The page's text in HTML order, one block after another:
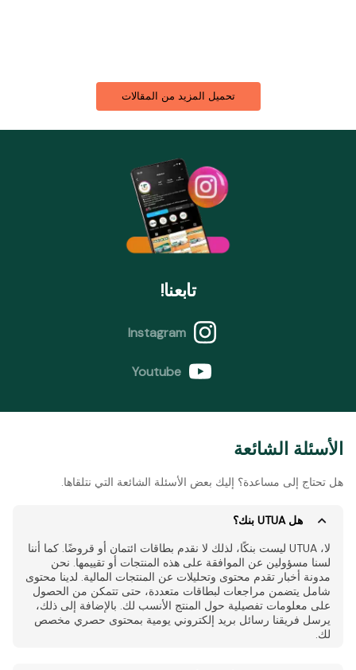
تحميل المزيد من المقالات
تابعنا!
Instagram
Youtube
الأسئلة الشائعة
هل تحتاج إلى مساعدة؟ إليك بعض الأسئلة الشائعة التي نتلقاها.
هل UTUA بنك؟
لا، UTUA ليست بنكًا، لذلك لا نقدم بطاقات ائتمان أو قروضًا. كما أننا
لسنا مسؤولين عن الموافقة على هذه المنتجات أو تقييمها. نحن
مدونة أخبار تقدم محتوى وتحليلات عن المنتجات المالية. لدينا محتوى
شامل يتضمن مراجعات لبطاقات متعددة، حتى تتمكن من الحصول
على معلومات تفصيلية حول المنتج الأنسب لك. بالإضافة إلى ذلك،
يرسل فريقنا رسائل بريد إلكتروني يومية بمحتوى حصري مخصص
لك.